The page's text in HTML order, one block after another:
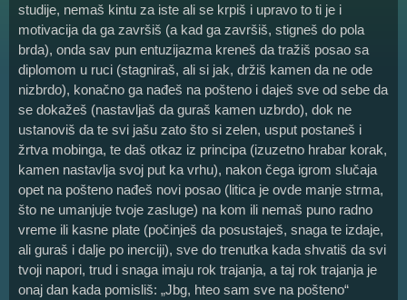
studije, nemaš kintu za iste ali se krpiš i upravo to ti je i
motivacija da ga završiš (a kad ga završiš, stigneš do pola
brda), onda sav pun entuzijazma kreneš da tražiš posao sa
diplomom u ruci (stagniraš, ali si jak, držiš kamen da ne ode
nizbrdo), konačno ga nađeš na pošteno i daješ sve od sebe da
se dokažeš (nastavljaš da guraš kamen uzbrdo), dok ne
ustanoviš da te svi jašu zato što si zelen, usput postaneš i
žrtva mobinga, te daš otkaz iz principa (izuzetno hrabar korak,
kamen nastavlja svoj put ka vrhu), nakon čega igrom slučaja
opet na pošteno nađeš novi posao (litica je ovde manje strma,
što ne umanjuje tvoje zasluge) na kom ili nemaš puno radno
vreme ili kasne plate (počinješ da posustaješ, snaga te izdaje,
ali guraš i dalje po inerciji), sve do trenutka kada shvatiš da svi
tvoji napori, trud i snaga imaju rok trajanja, a taj rok trajanja je
onaj dan kada pomisliš: „Jbg, hteo sam sve na pošteno“